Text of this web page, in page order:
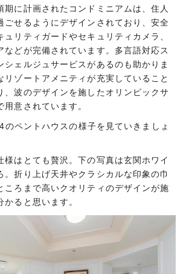
期に計画されたコンドミニアムは、住人
ごせるようにデザインされており、安全
ュリティガードやセキュリティカメラ、
などが完備されています。多言語対応ス
シェルジュサービスがあるのも助かりま
リゾートアメニティが充実していること
、波のデザインを施したオリンピックサ
意されています。
のペントハウスの様子を見ていきましょ
様はとても贅沢。下の写真は玄関ホワイ
。折り上げ天井やクラシカルな印象の巾
ころまで高いクオリティのデザインが施
ると思います。